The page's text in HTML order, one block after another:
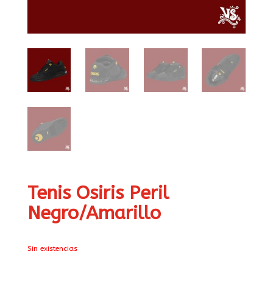
Tenis Osiris Peril
Negro/Amarillo
Sin existencias